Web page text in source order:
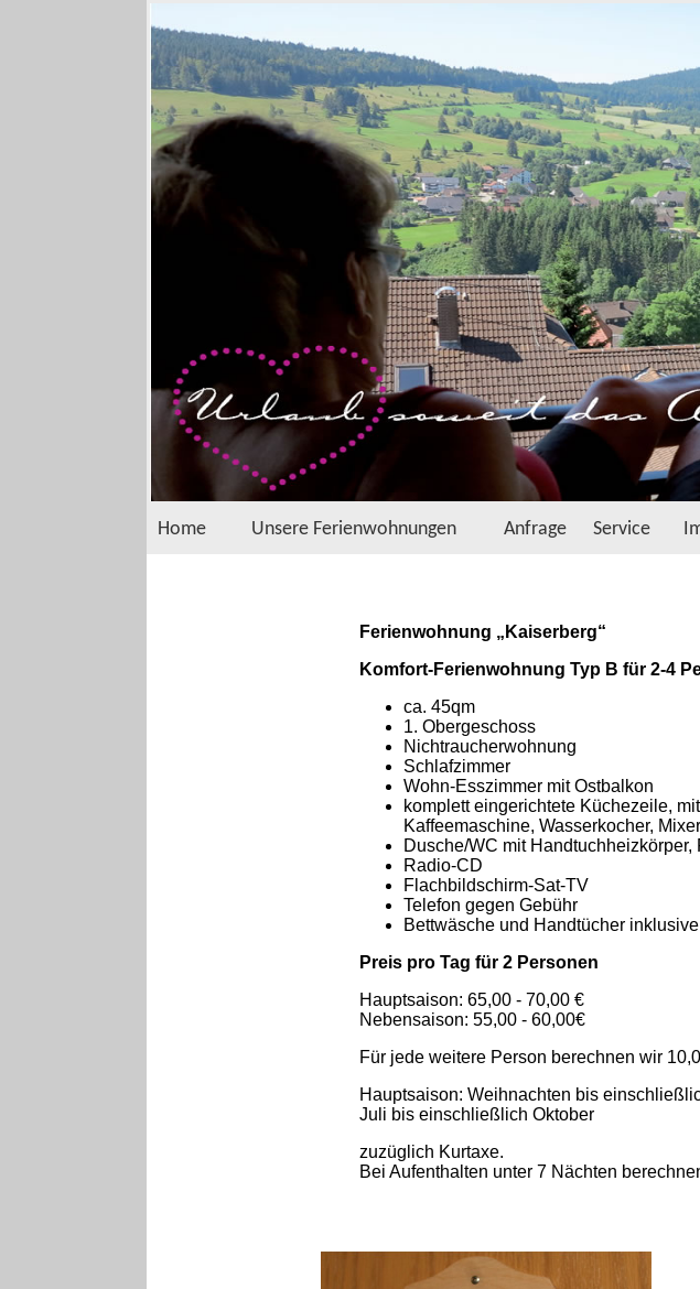
Home Unsere Ferienwohnungen Anfrage Service
Ferienwohnung „Kaiserberg“
Komfort-Ferienwohnung Typ B für 2-4
ca. 45qm
1. Obergeschoss
Nichtraucherwohnung
Schlafzimmer
Wohn-Esszimmer mit Ostbalkon
komplett eingerichtete Küchezeile,
Kaffeemaschine, Wasserkocher,
Dusche/WC mit
Radio-CD
Flachbildschirm-Sat-TV
Telefon gegen Gebühr
Bettwäsche und Handtücher
Preis pro Tag für 2 Personen
Hauptsaison: 65,00 - 70,00 €
Nebensaison: 55,00 - 60,00€
Für jede weitere Person berechnen wir
Hauptsaison: Weihnachten bis
Juli bis einschließlich Oktober
zuzüglich Kurtaxe.
Bei Aufenthalten unter 7 Nächten